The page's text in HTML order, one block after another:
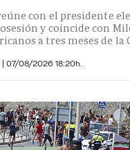
con el presidente
y coincide con
a tres meses de la
| 07/08/2026 18:20h.